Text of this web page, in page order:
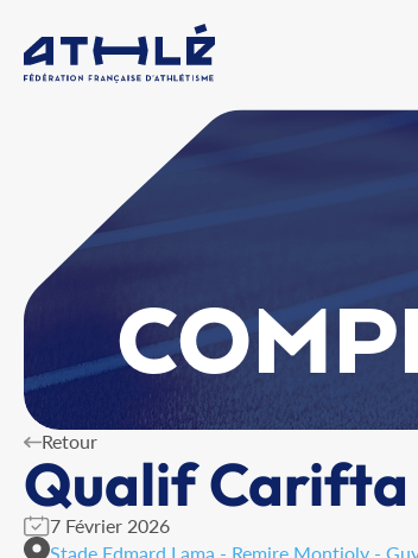
Retour
Qualif Carifta
7 Février 2026
Stade Edmard Lama - Remire Montjoly -